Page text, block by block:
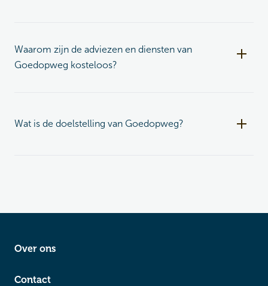
Waarom zijn de adviezen en diensten van
Goedopweg kosteloos?
Wat is de doelstelling van Goedopweg?
Over ons
Contact